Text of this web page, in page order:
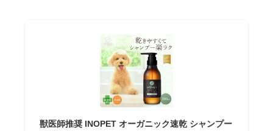
獣医師推奨 INOPET オーガニック速乾 シャンプー